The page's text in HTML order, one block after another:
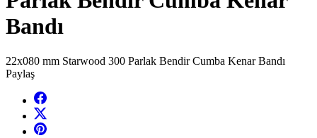
Bandı
22x080 mm Starwood 300 Parlak Bendir Cumba Kenar Bandı
Paylaş